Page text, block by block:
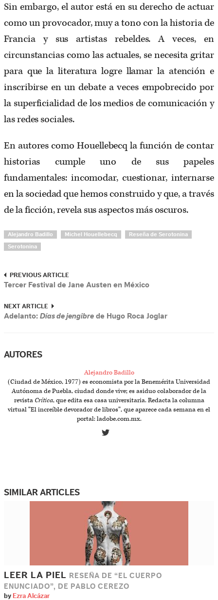
Sin embargo, el autor está en su derecho de actuar
como un provocador, muy a tono con la historia de
Francia y sus artistas rebeldes. A veces, en
circunstancias como las actuales, se necesita gritar
para que la literatura logre llamar la atención e
inscribirse en un debate a veces empobrecido por
la superficialidad de los medios de comunicación y
las redes sociales.
En autores como Houellebecq la función de contar
historias cumple uno de sus papeles
fundamentales: incomodar, cuestionar, internarse
en la sociedad que hemos construido y que, a través
de la ficción, revela sus aspectos más oscuros.
Alejandro Badillo Michel Houellebecq Reseña de Serotonina
Serotonina
PREVIOUS ARTICLE
Tercer Festival de Jane Austen en México
NEXT ARTICLE
Adelanto: Días de jengibre de Hugo Roca Joglar
AUTORES
Alejandro Badillo
(Ciudad de México, 1977) es economista por la Benemérita Universidad
Autónoma de Puebla, ciudad donde vive; es asiduo colaborador de la
revista Crítica, que edita esa casa universitaria. Redacta la columna
virtual “El increíble devorador de libros”, que aparece cada semana en el
portal: ladobe.com.mx.
SIMILAR ARTICLES
LEER LA PIEL
RESEÑA DE “EL CUERPO
ENUNCIADO”, DE PABLO CEREZO
by Ezra Alcázar